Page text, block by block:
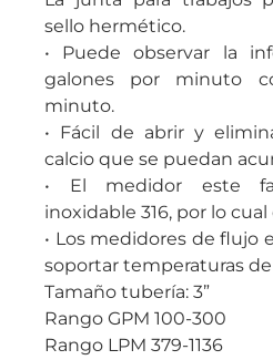
sello hermético.
• Puede observar la
galones por minuto
minuto.
• Fácil de abrir y
calcio que se puedan
• El medidor este
inoxidable 316, por lo
• Los medidores de flujo
soportar temperaturas
Tamaño tubería: 3”
Rango GPM 100-300
Rango LPM 379-1136